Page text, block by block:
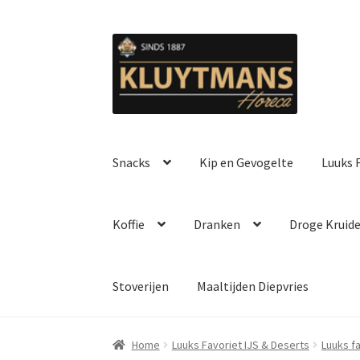
Ga
door
naar
Ga
naar
de
Snacks Kip en Gevogelte Luuks
Koffie Dranken Droge
Stoverijen Maaltijden Diepvries
Home Luuks Favoriet IJS & Deserts Luuks